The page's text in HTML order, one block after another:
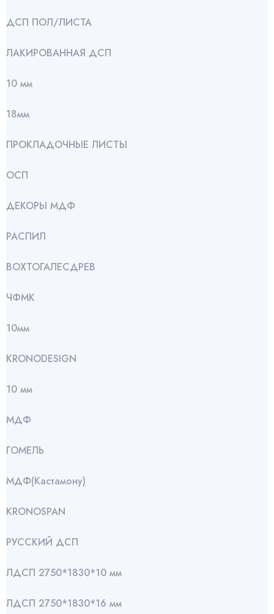
ДСП ПОЛ/ЛИСТА
ЛАКИРОВАННАЯ ДСП
10 мм
18мм
ПРОКЛАДОЧНЫЕ ЛИСТЫ
ОСП
ДЕКОРЫ МДФ
РАСПИЛ
ВОХТОГАЛЕСДРЕВ
ЧФМК
10мм
KRONODESIGN
10 мм
МДФ
ГОМЕЛЬ
МДФ(Кастамону)
KRONOSPAN
РУССКИЙ ДСП
ЛДСП 2750*1830*10 мм
ЛДСП 2750*1830*16 мм